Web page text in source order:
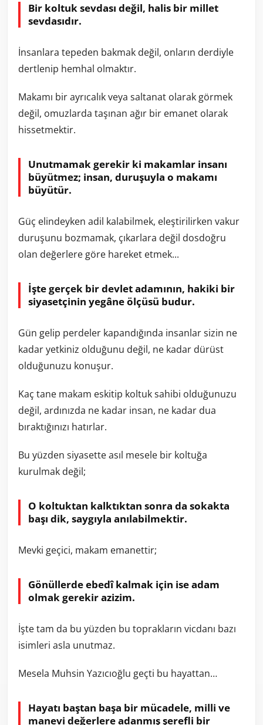
Bir koltuk sevdası değil, halis bir millet
sevdasıdır.
İnsanlara tepeden bakmak değil, onların derdiyle
dertlenip hemhal olmaktır.
Makamı bir ayrıcalık veya saltanat olarak görmek
değil, omuzlarda taşınan ağır bir emanet olarak
hissetmektir.
Unutmamak gerekir ki makamlar insanı
büyütmez; insan, duruşuyla o makamı
büyütür.
Güç elindeyken adil kalabilmek, eleştirilirken vakur
duruşunu bozmamak, çıkarlara değil dosdoğru
olan değerlere göre hareket etmek...
İşte gerçek bir devlet adamının, hakiki bir
siyasetçinin yegâne ölçüsü budur.
Gün gelip perdeler kapandığında insanlar sizin ne
kadar yetkiniz olduğunu değil, ne kadar dürüst
olduğunuzu konuşur.
Kaç tane makam eskitip koltuk sahibi olduğunuzu
değil, ardınızda ne kadar insan, ne kadar dua
bıraktığınızı hatırlar.
Bu yüzden siyasette asıl mesele bir koltuğa
kurulmak değil;
O koltuktan kalktıktan sonra da sokakta
başı dik, saygıyla anılabilmektir.
Mevki geçici, makam emanettir;
Gönüllerde ebedî kalmak için ise adam
olmak gerekir azizim.
İşte tam da bu yüzden bu toprakların vicdanı bazı
isimleri asla unutmaz.
Mesela Muhsin Yazıcıoğlu geçti bu hayattan…
Hayatı baştan başa bir mücadele, milli ve
manevi değerlere adanmış şerefli bir